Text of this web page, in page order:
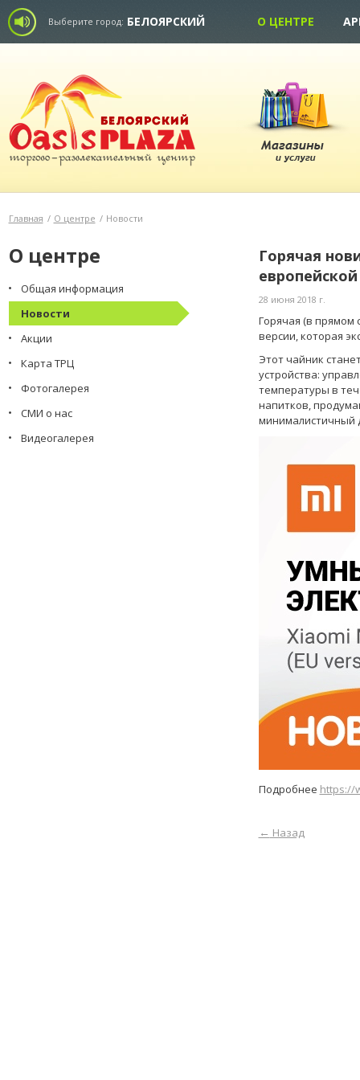
Выберите город: БЕЛОЯРСКИЙ О ЦЕНТРЕ
Главная / О центре / Новости
О центре
Общая информация
Новости
Акции
Карта ТРЦ
Фотогалерея
СМИ о нас
Видеогалерея
Горячая
28 июня 2018 г.
Горячая (в прямом
версии, которая
Этот чайник
устройства:
температуры в
напитков,
минималистичный
Подробнее https://
← Назад